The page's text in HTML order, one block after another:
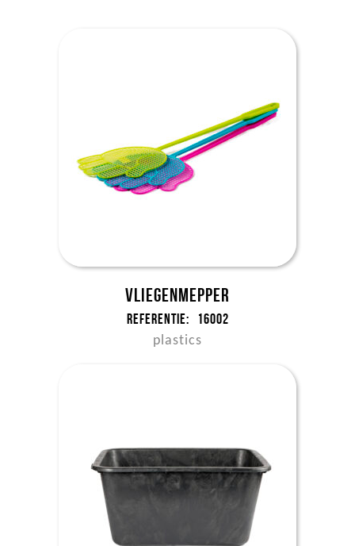
Vliegenmepper
Referentie: 16002
plastics